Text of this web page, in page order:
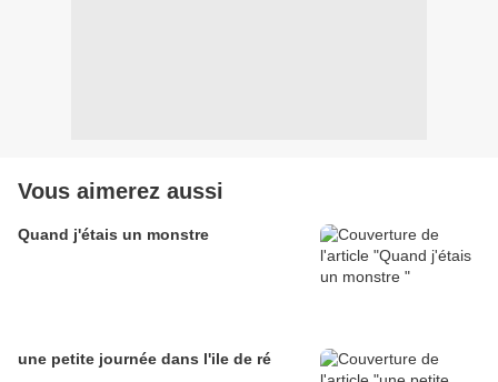
Vous aimerez aussi
Quand j'étais un monstre
une petite journée dans l'ile de ré